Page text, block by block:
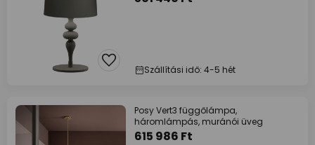
Szállítási idő: 4-5 hét
Posy Vert3 függőlámpa,
háromlámpás, muránói üveg
615 986 Ft